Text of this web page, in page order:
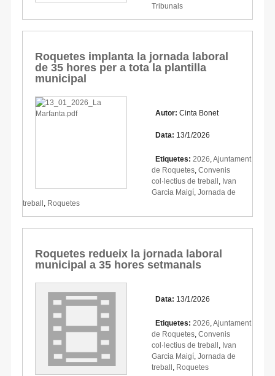
Tribunals
Roquetes implanta la jornada laboral
de 35 hores per a tota la plantilla
municipal
Autor: Cinta Bonet
Data: 13/1/2026
Etiquetes: 2026 Ajuntament
de Roquetes Convenis
col·lectius de treball Ivan
Garcia Maigí Jornada de
treball Roquetes
Roquetes redueix la jornada laboral
municipal a 35 hores setmanals
Data: 13/1/2026
Etiquetes: 2026 Ajuntament
de Roquetes Convenis
col·lectius de treball Ivan
Garcia Maigí Jornada de
treball Roquetes